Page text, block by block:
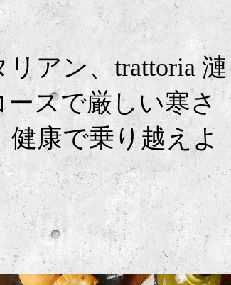
アン、trattoria 漣
スで厳しい寒さ
康で乗り越えよ